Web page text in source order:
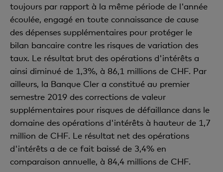
toujours par rapport à la même période de l'année
écoulée, engagé en toute connaissance de cause
des dépenses supplémentaires pour protéger le
bilan bancaire contre les risques de variation des
taux. Le résultat brut des opérations d'intérêts a
ainsi diminué de 1,3%, à 86,1 millions de CHF. Par
ailleurs, la Banque Cler a constitué au premier
semestre 2019 des corrections de valeur
supplémentaires pour risques de défaillance dans le
domaine des opérations d'intérêts à hauteur de 1,7
million de CHF. Le résultat net des opérations
d'intérêts a de ce fait baissé de 3,4% en
comparaison annuelle, à 84,4 millions de CHF.